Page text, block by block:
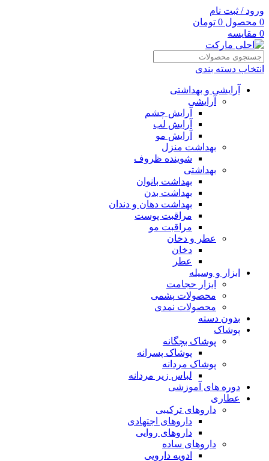
ورود / ثبت نام
0 محصول 0 تومان
0 مقایسه
انتخاب دسته بندی
آرایشی و بهداشتی
آرایشی
آرایش چشم
آرایش لب
آرایش مو
بهداشت منزل
شوینده ظروف
بهداشتی
بهداشت بانوان
بهداشت بدن
بهداشت دهان و دندان
مراقبت پوست
مراقبت مو
عطر و دخان
دخان
عطر
ابزار و وسیله
ابزار حجامت
محصولات پشمی
محصولات نمدی
بدون دسته
پوشاک
پوشاک بچگانه
پوشاک پسرانه
پوشاک مردانه
لباس زیر مردانه
دوره های آموزشی
عطاری
داروهای ترکیبی
داروهای اجتهادی
داروهای روایی
داروهای ساده
ادویه دارویی